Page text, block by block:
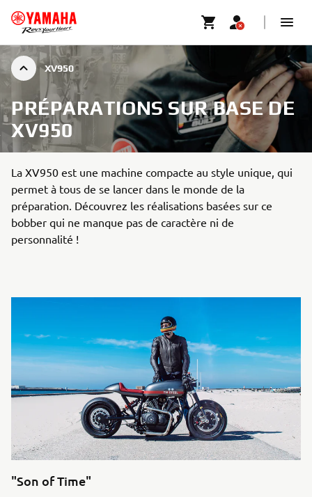
XV950
PRÉPARATIONS SUR BASE DE
XV950
La XV950 est une machine compacte au style unique, qui
permet à tous de se lancer dans le monde de la
préparation. Découvrez les réalisations basées sur ce
bobber qui ne manque pas de caractère ni de
personnalité !
"Son of Time"